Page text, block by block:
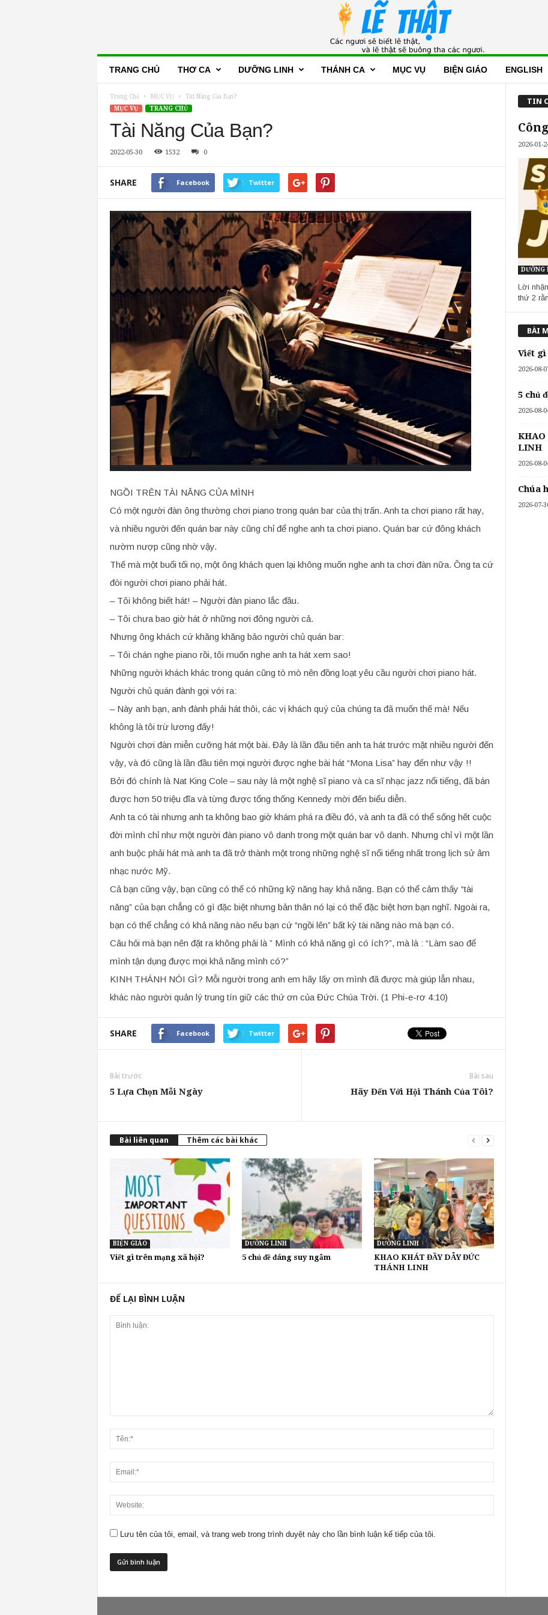
ThậtTRANG CHỦ THƠ CA DƯỠNG LINH THÁNH CA MỤC VỤ BIỆN GIÁO ENGLISH
Trang Chủ MỤC VỤ
Tài Năng Của Bạn?
MỤC VỤ
TRANG CHỦ
Tài Năng Của Bạn?
2022-05-30 1532 0
SHARE Facebook Twitter
NGỒI TRÊN TÀI NĂNG CỦA MÌNH
Có một người đàn ông thường chơi piano trong quán bar của thị trấn. Anh ta chơi piano rất hay,
và nhiều người đến quán bar này cũng chỉ để nghe anh ta chơi piano. Quán bar cứ đông khách
nườm nượp cũng nhờ vậy.
Thế mà một buổi tối nọ, một ông khách quen lại không muốn nghe anh ta chơi đàn nữa. Ông ta cứ
đòi người chơi piano phải hát.
– Tôi không biết hát! – Người đàn piano lắc đầu.
– Tôi chưa bao giờ hát ở những nơi đông người cả.
Nhưng ông khách cứ khăng khăng bảo người chủ quán bar:
– Tôi chán nghe piano rồi, tôi muốn nghe anh ta hát xem sao!
Những người khách khác trong quán cũng tò mò nên đồng loạt yêu cầu người chơi piano hát.
Người chủ quán đành gọi với ra:
– Này anh bạn, anh đành phải hát thôi, các vị khách quý của chúng ta đã muốn thế mà! Nếu
không là tôi trừ lương đấy!
Người chơi đàn miễn cưỡng hát một bài. Đây là lần đầu tiên anh ta hát trước mặt nhiều người đến
vậy, và đó cũng là lần đầu tiên mọi người được nghe bài hát “Mona Lisa” hay đến như vậy !!
Bởi đó chính là Nat King Cole – sau này là một nghệ sĩ piano và ca sĩ nhạc jazz nổi tiếng, đã bán
được hơn 50 triệu đĩa và từng được tổng thống Kennedy mời đến biểu diễn.
Anh ta có tài nhưng anh ta không bao giờ khám phá ra điều đó, và anh ta đã có thể sống hết cuộc
đời mình chỉ như một người đàn piano vô danh trong một quán bar vô danh. Nhưng chỉ vì một lần
anh buộc phải hát mà anh ta đã trở thành một trong những nghệ sĩ nổi tiếng nhất trong lịch sử âm
nhạc nước Mỹ.
Cả bạn cũng vậy, bạn cũng có thể có những kỹ năng hay khả năng. Bạn có thể cảm thấy “tài
năng” của bạn chẳng có gì đặc biệt nhưng bản thân nó lại có thể đặc biệt hơn bạn nghĩ. Ngoài ra,
bạn có thể chẳng có khả năng nào nếu bạn cứ “ngồi lên” bất kỳ tài năng nào mà bạn có.
Câu hỏi mà bạn nên đặt ra không phải là ” Mình có khả năng gì có ích?”, mà là : “Làm sao để
mình tận dụng được mọi khả năng mình có?”
KINH THÁNH NÓI GÌ? Mỗi người trong anh em hãy lấy ơn mình đã được mà giúp lẫn nhau,
khác nào người quản lý trung tín giữ các thứ ơn của Đức Chúa Trời. (1 Phi-e-rơ 4:10)
SHARE Facebook Twitter
Bài trước
5 Lựa Chọn Mỗi Ngày
Bài sau
Hãy Đến Với Hội Thánh Của Tôi?
Bài liên quan Thêm các bài khác
BIỆN GIÁO
Viết gì trên mạng xã hội?
DƯỠNG LINH
5 chủ đề đáng suy ngẫm
DƯỠNG LINH
KHAO KHÁT ĐẦY DẪY ĐỨC
THÁNH LINH
ĐỂ LẠI BÌNH LUẬN
Lưu tên của tôi, email, và trang web trong trình duyệt này cho lần bình luận kế tiếp của tôi.
TIN
2026-01-
DƯỠNG
Lời
thứ 2
BÀI
Viết
2026-08-
5 chủ
2026-08-
KHAO
LINH
2026-08-
Chúa
2026-07-